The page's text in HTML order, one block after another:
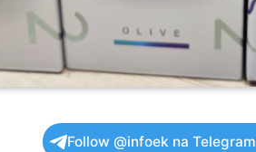
Follow @infoek na